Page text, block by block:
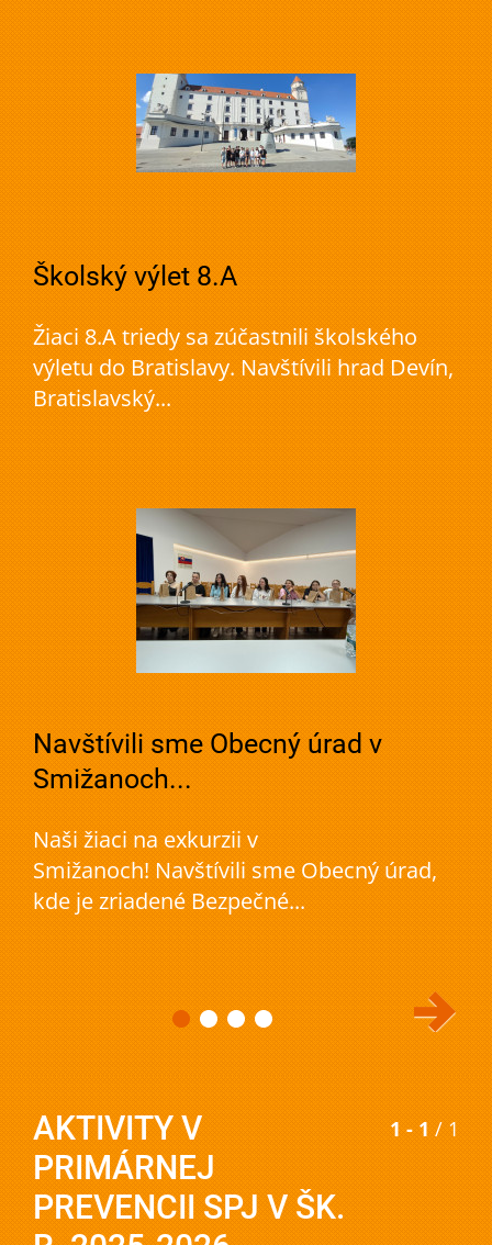
Školský výlet 8.A
Žiaci 8.A triedy sa zúčastnili školského
výletu do Bratislavy. Navštívili hrad Devín,
Bratislavský...
Navštívili sme Obecný úrad v
Smižanoch...
Naši žiaci na exkurzii v
Smižanoch! Navštívili sme Obecný úrad,
kde je zriadené Bezpečné...
AKTIVITY V
PRIMÁRNEJ
PREVENCII SPJ V ŠK.
1 - 1 / 1